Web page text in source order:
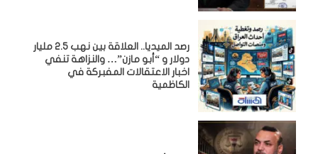
رصد الميديا.. العلاقة بين نهب 2.5 مليار
دولار و “أبو مازن”… والنزاهة تنفي
اخبار الاعتقالات المفبركة في
الكاظمية